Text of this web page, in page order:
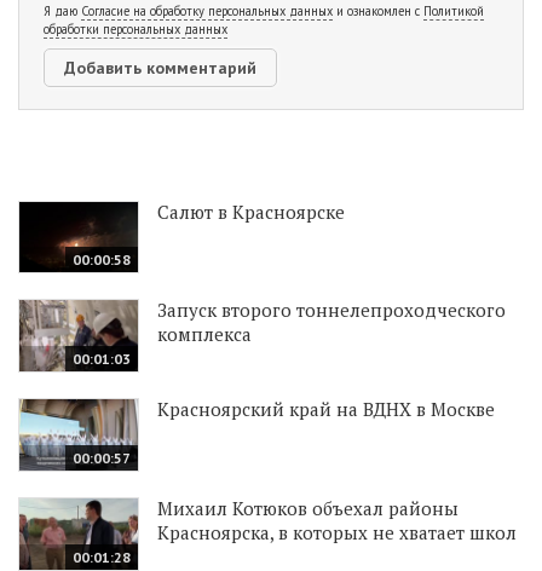
Я даю Согласие на обработку персональных данных и ознакомлен с Политикой
обработки персональных данных
00:00:58
Салют в Красноярске
00:01:03
Запуск второго тоннелепроходческого
комплекса
00:00:57
Красноярский край на ВДНХ в Москве
00:01:28
Михаил Котюков объехал районы
Красноярска, в которых не хватает школ